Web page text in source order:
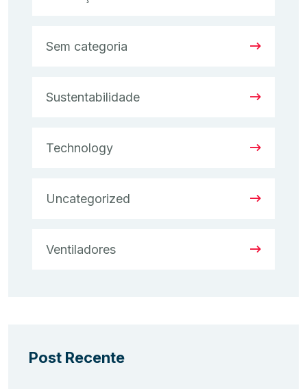
Sem categoria
Sustentabilidade
Technology
Uncategorized
Ventiladores
Post Recente